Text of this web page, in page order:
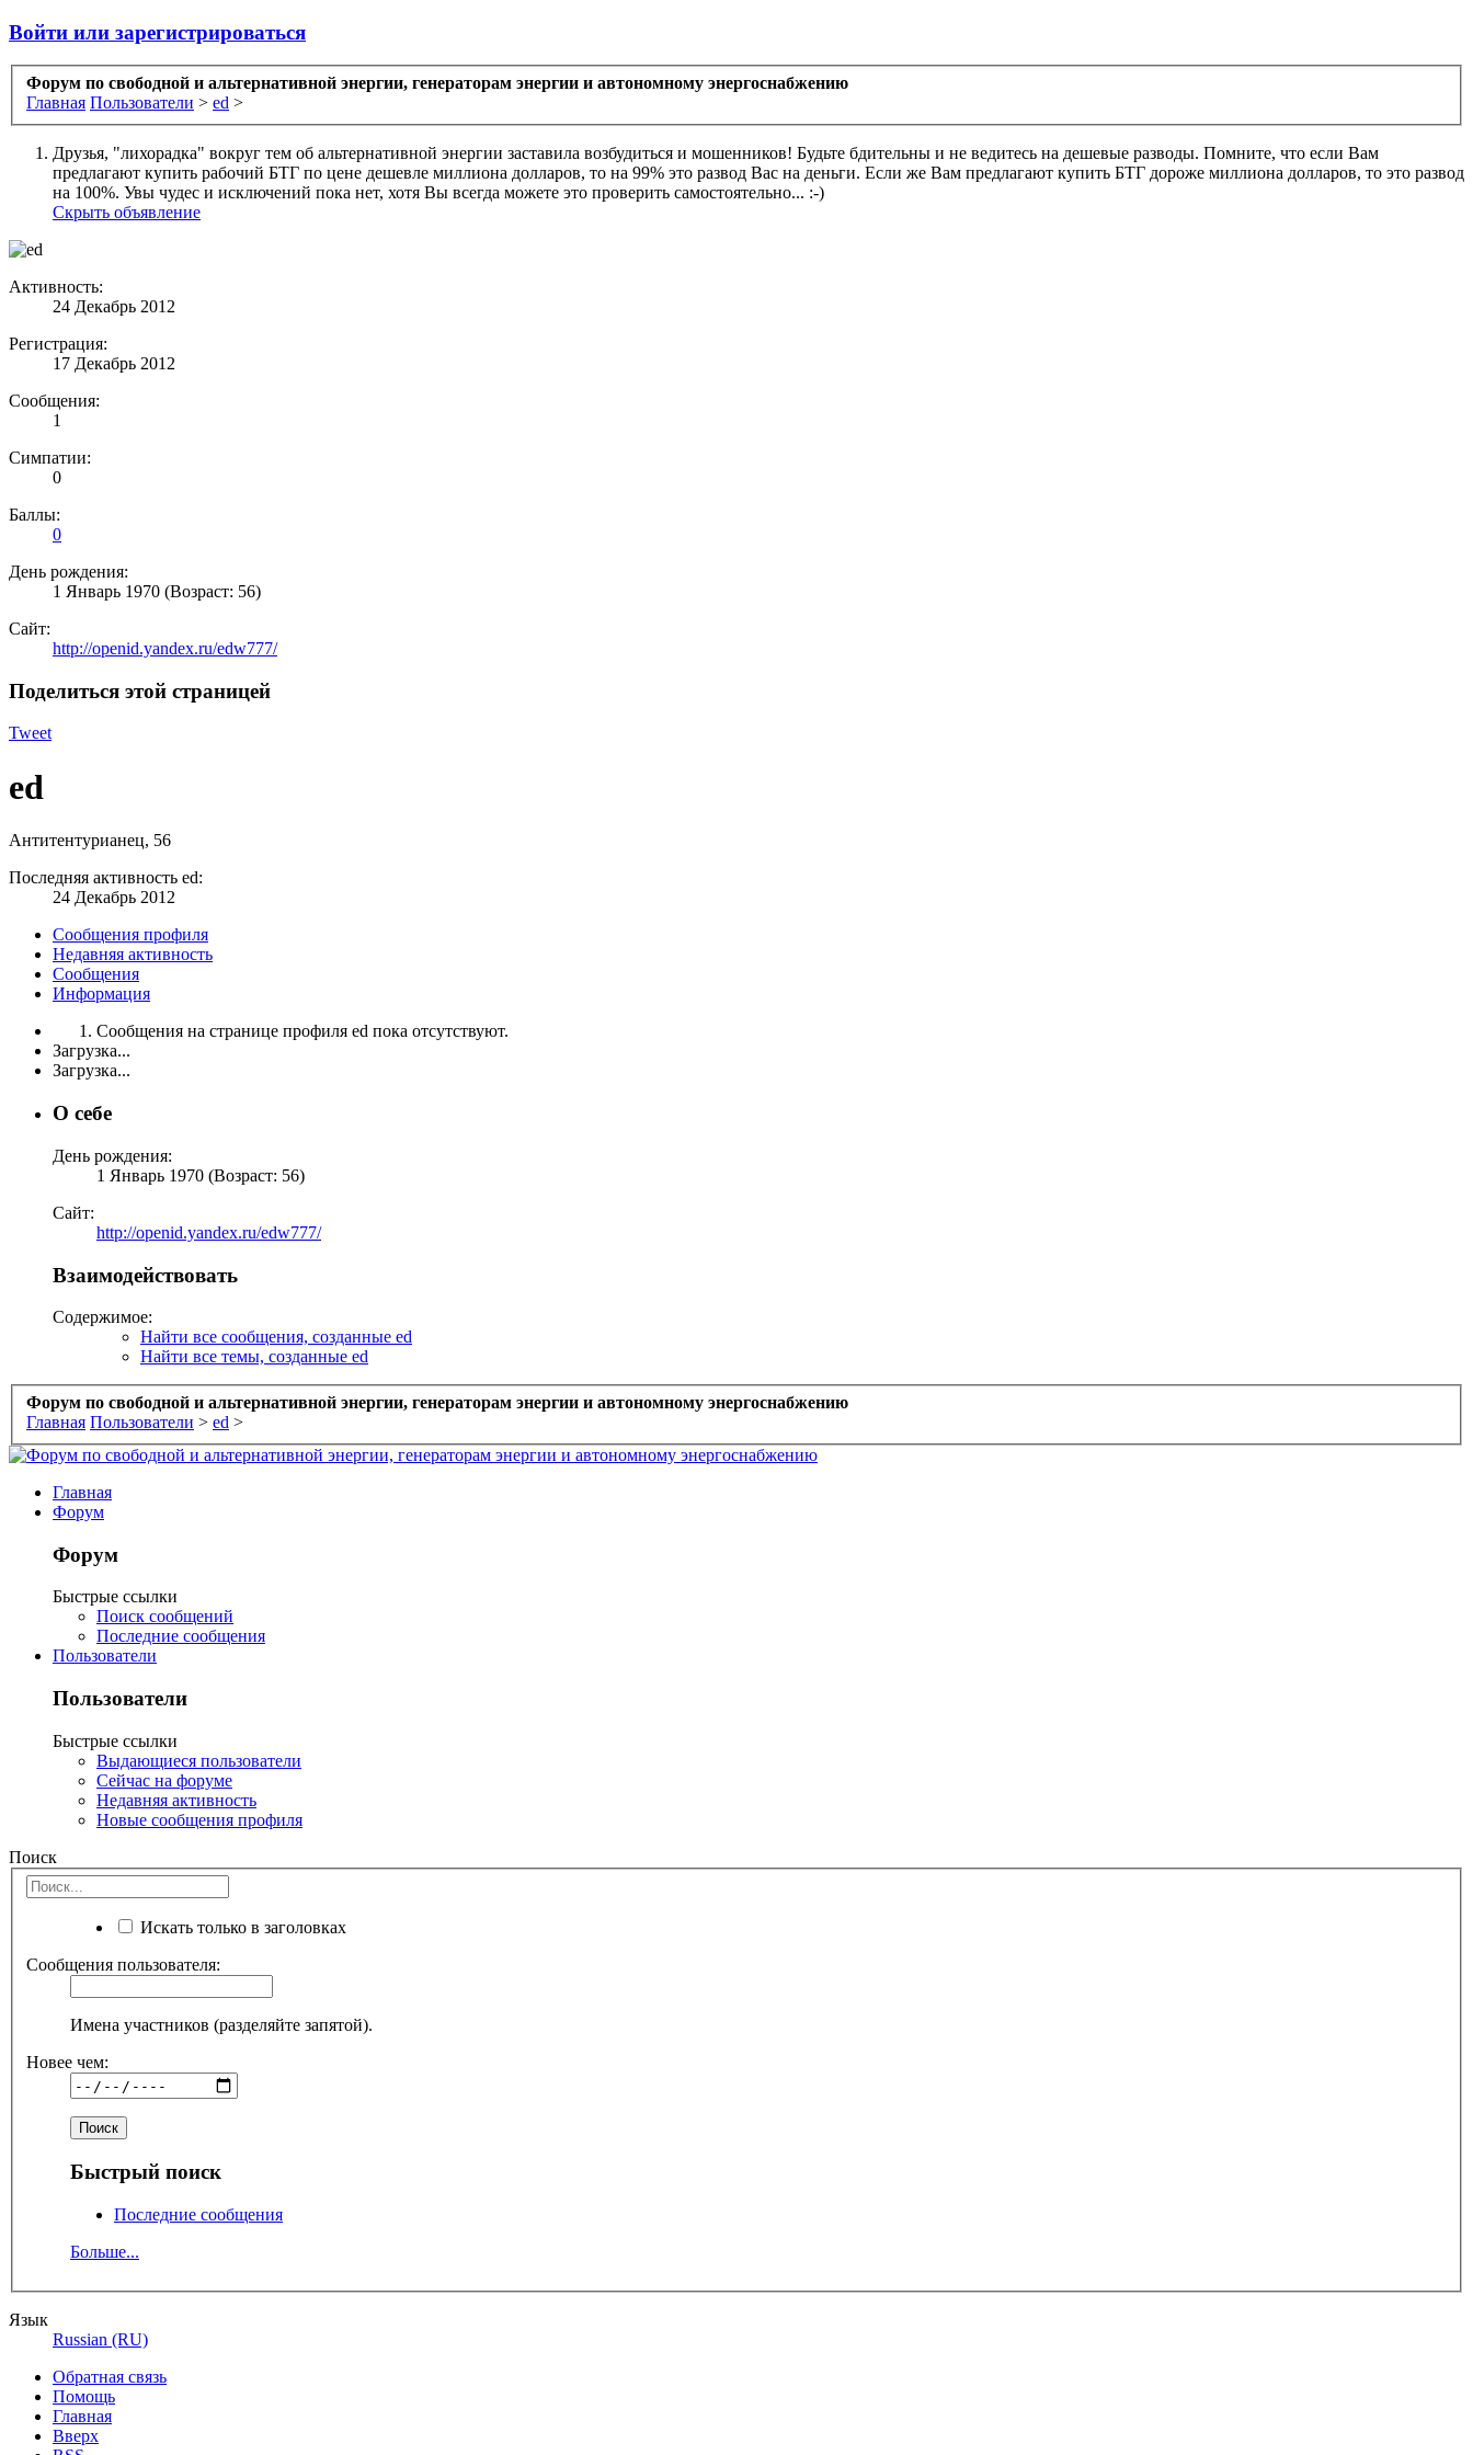
Войти или зарегистрироваться
Форум по свободной и альтернативной энергии, генераторам энергии и автономному энергоснабжению
Главная Пользователи > ed >
Друзья, "лихорадка" вокруг тем об альтернативной энергии заставила возбудиться и мошенников! Будьте бдительны и не ведитесь на дешевые разводы. Помните, что если Вам
предлагают купить рабочий БТГ по цене дешевле миллиона долларов, то на 99% это развод Вас на деньги. Если же Вам предлагают купить БТГ дороже миллиона долларов, то это развод
на 100%. Увы чудес и исключений пока нет, хотя Вы всегда можете это проверить самостоятельно... :-)
Скрыть объявление
Активность:
24 Декабрь 2012
Регистрация:
17 Декабрь 2012
Сообщения:
1
Симпатии:
0
Баллы:
0
День рождения:
1 Январь 1970 (Возраст: 56)
Сайт:
http://openid.yandex.ru/edw777/
Поделиться этой страницей
Tweet
ed
Антитентурианец, 56
Последняя активность ed:
24 Декабрь 2012
Сообщения профиля
Недавняя активность
Сообщения
Информация
Сообщения на странице профиля ed пока отсутствуют.
Загрузка...
Загрузка...
О себе
День рождения:
1 Январь 1970 (Возраст: 56)
Сайт:
http://openid.yandex.ru/edw777/
Взаимодействовать
Содержимое:
Найти все сообщения, созданные ed
Найти все темы, созданные ed
Форум по свободной и альтернативной энергии, генераторам энергии и автономному энергоснабжению
Главная Пользователи > ed >
Главная
Форум
Форум
Быстрые ссылки
Поиск сообщений
Последние сообщения
Пользователи
Пользователи
Быстрые ссылки
Выдающиеся пользователи
Сейчас на форуме
Недавняя активность
Новые сообщения профиля
Поиск
Искать только в заголовках
Сообщения пользователя:
Имена участников (разделяйте запятой).
Новее чем:
Быстрый поиск
Последние сообщения
Больше...
Язык
Russian (RU)
Обратная связь
Помощь
Главная
Вверх